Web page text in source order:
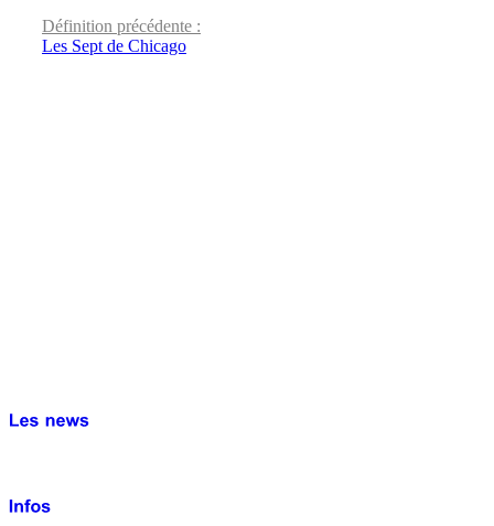
Définition précédente :
Les Sept de Chicago